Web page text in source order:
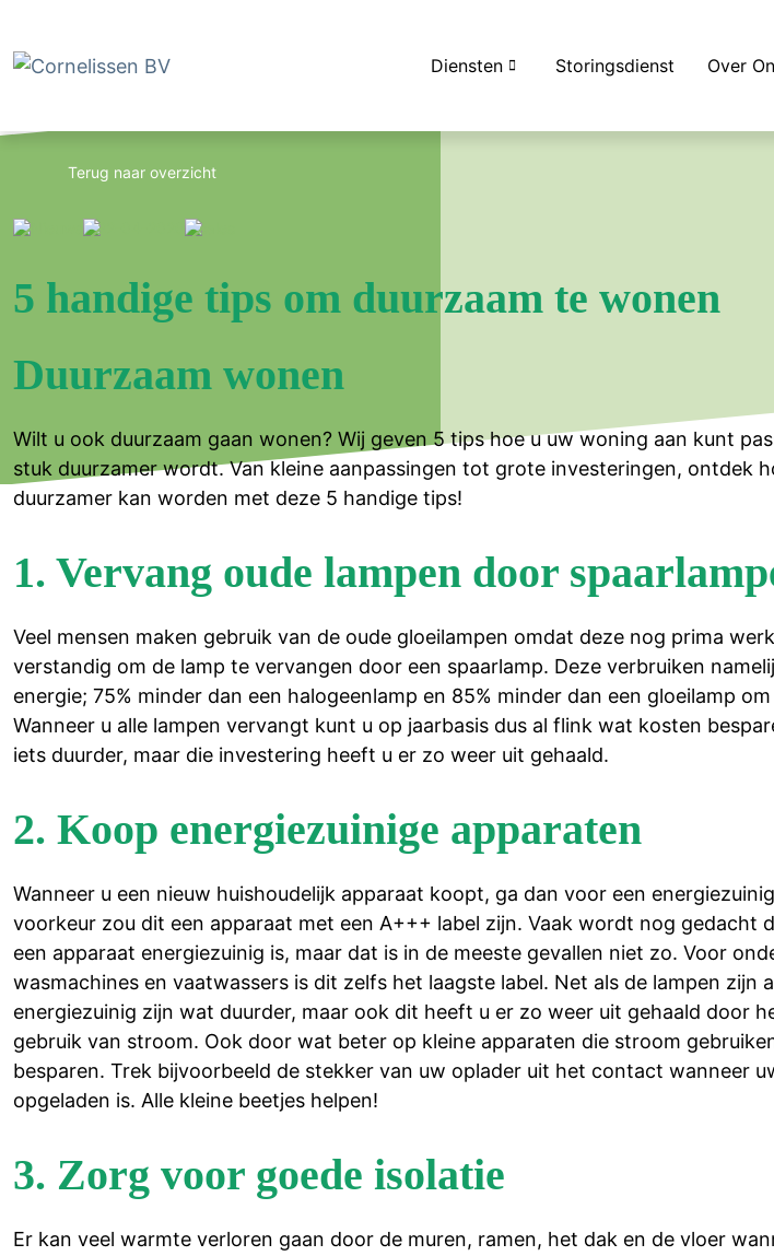
Diensten Storingsdienst Over
Terug naar overzicht
22-04-2020 sales
5 handige tips om duurzaam te wonen
Duurzaam wonen
Wilt u ook duurzaam gaan wonen? Wij geven 5 tips hoe u uw woning aan kunt
stuk duurzamer wordt. Van kleine aanpassingen tot grote investeringen, ontdek
duurzamer kan worden met deze 5 handige tips!
1. Vervang oude lampen door
Veel mensen maken gebruik van de oude gloeilampen omdat deze nog prima
verstandig om de lamp te vervangen door een spaarlamp. Deze verbruiken
energie; 75% minder dan een halogeenlamp en 85% minder dan een gloeilamp
Wanneer u alle lampen vervangt kunt u op jaarbasis dus al flink wat kosten
iets duurder, maar die investering heeft u er zo weer uit gehaald.
2. Koop energiezuinige apparaten
Wanneer u een nieuw huishoudelijk apparaat koopt, ga dan voor een
voorkeur zou dit een apparaat met een A+++ label zijn. Vaak wordt nog gedacht
een apparaat energiezuinig is, maar dat is in de meeste gevallen niet zo. Voor
wasmachines en vaatwassers is dit zelfs het laagste label. Net als de lampen zijn
energiezuinig zijn wat duurder, maar ook dit heeft u er zo weer uit gehaald door
gebruik van stroom. Ook door wat beter op kleine apparaten die stroom
besparen. Trek bijvoorbeeld de stekker van uw oplader uit het contact wanneer
opgeladen is. Alle kleine beetjes helpen!
3. Zorg voor goede isolatie
Er kan veel warmte verloren gaan door de muren, ramen, het dak en de vloer